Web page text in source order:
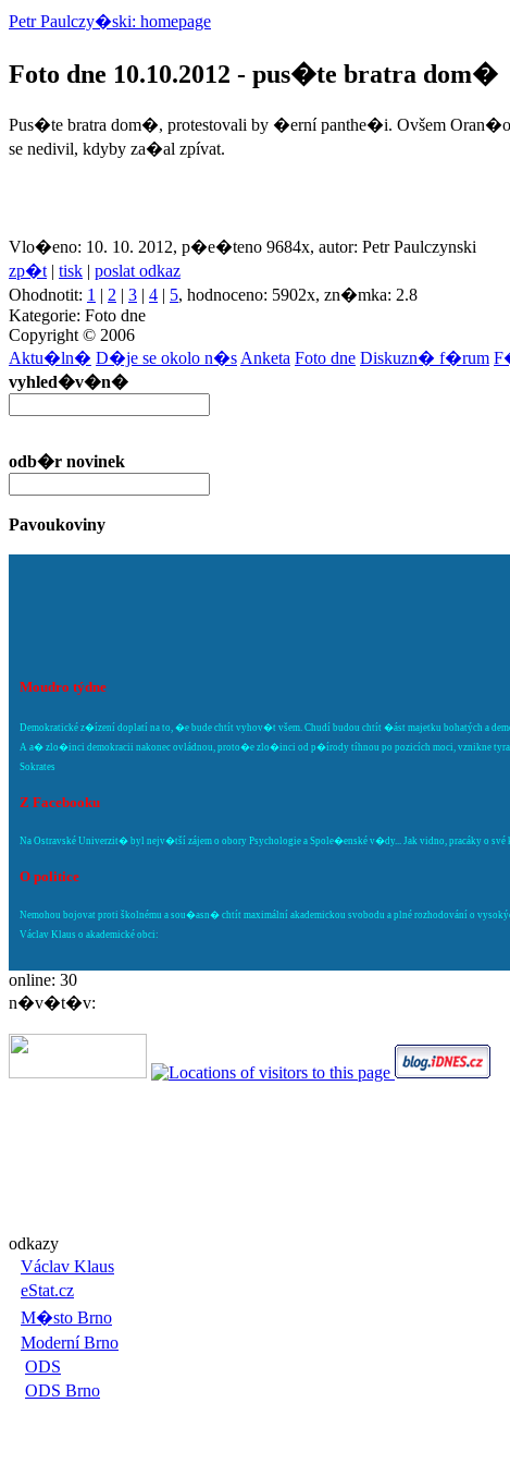
Petr Paulczy�ski: homepage
Foto dne 10.10.2012 - pus�te bratra dom�
Pus�te bratra dom�, protestovali by �erní panthe�i. Ovšem
se nedivil, kdyby za�al zpívat.
Vlo�eno: 10. 10. 2012, p�e�teno 9684x, autor: Petr Paulczynski
zp�t | tisk | poslat odkaz
Ohodnotit: 1 | 2 | 3 | 4 | 5, hodnoceno: 5902x, zn�mka: 2.8
Kategorie: Foto dne
Copyright © 2006
Aktu�ln� D�je se okolo n�s Anketa Foto dne Diskuzn� f�rum
vyhled�v�n�
odb�r novinek
Pavoukoviny
Moudro týdne
Demokratické z�ízení doplatí na to, �e bude chtít vyhov�t všem. Chudí budou chtít �ást majetku bohatých a
A a� zlo�inci demokracii nakonec ovládnou, proto�e zlo�inci od p�írody tíhnou po pozicích moci, vznikne
Sokrates
Z Facebooku
Na Ostravské Univerzit� byl nejv�tší zájem o obory Psychologie a Spole�enské v�dy... Jak vidno, pracáky o
O politice
Nemohou bojovat proti školnému a sou�asn� chtít maximální akademickou svobodu a plné rozhodování o
Václav Klaus o akademické obci:
online: 30
n�v�t�v:
odkazy
Václav Klaus
eStat.cz
M�sto Brno
Moderní Brno
ODS
ODS Brno